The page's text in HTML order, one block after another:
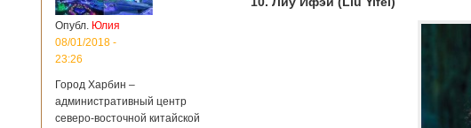
Опубл. Юлия
08/01/2018 -
23:26
Город Харбин –
административный центр
северо-восточной китайской